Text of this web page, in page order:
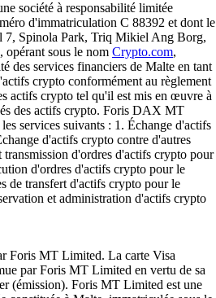
société à responsabilité limitée
d'immatriculation C 88392 et dont le
7, Spinola Park, Triq Mikiel Ang Borg,
opérant sous le nom Crypto.com,
des services financiers de Malte en tant
crypto conformément au règlement
actifs crypto tel qu'il est mis en œuvre à
des actifs crypto. Foris DAX MT
services suivants : 1. Échange d'actifs
d'actifs crypto contre d'autres
d'ordres d'actifs crypto pour
d'ordres d'actifs crypto pour le
de transfert d'actifs crypto pour le
et administration d'actifs crypto
Foris MT Limited. La carte Visa
par Foris MT Limited en vertu de sa
(émission). Foris MT Limited est une